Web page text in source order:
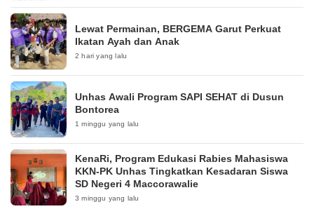
Lewat Permainan, BERGEMA Garut Perkuat
Ikatan Ayah dan Anak
2 hari yang lalu
Unhas Awali Program SAPI SEHAT di Dusun
Bontorea
1 minggu yang lalu
KenaRi, Program Edukasi Rabies Mahasiswa
KKN-PK Unhas Tingkatkan Kesadaran Siswa
SD Negeri 4 Maccorawalie
3 minggu yang lalu